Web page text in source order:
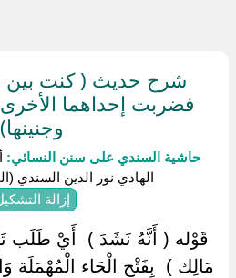
شرح حديث ( كنت بين
فضربت إحداهما
وجنينها)
حاشية السندي على سنن النسائي:
الهادي نور الدين السندي
إزالة
‏قَوْله ( أَنَّهُ نَشَدَ ) ‏ ‏أَيْ طَلَب
مَالِك ) ‏ ‏بِفَتْحِ الْحَاء الْمُهْمَلَة